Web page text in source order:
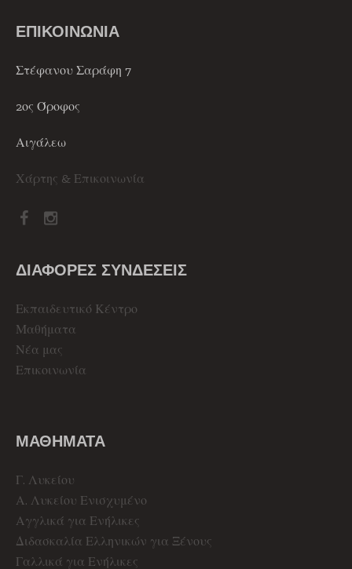
ΕΠΙΚΟΙΝΩΝΙΑ
Στέφανου Σαράφη 7
2ος Όροφος
Αιγάλεω
Χάρτης & Επικοινωνία
ΔΙΑΦΟΡΕΣ ΣΥΝΔΕΣΕΙΣ
Εκπαιδευτικό Κέντρο
Μαθήματα
Νέα μας
Επικοινωνία
ΜΑΘΗΜΑΤΑ
Γ. Λυκείου
Α. Λυκείου Ενισχυμένο
Αγγλικά για Ενήλικες
Διδασκαλία Ελληνικών για Ξένους
Γαλλικά για Ενήλικες